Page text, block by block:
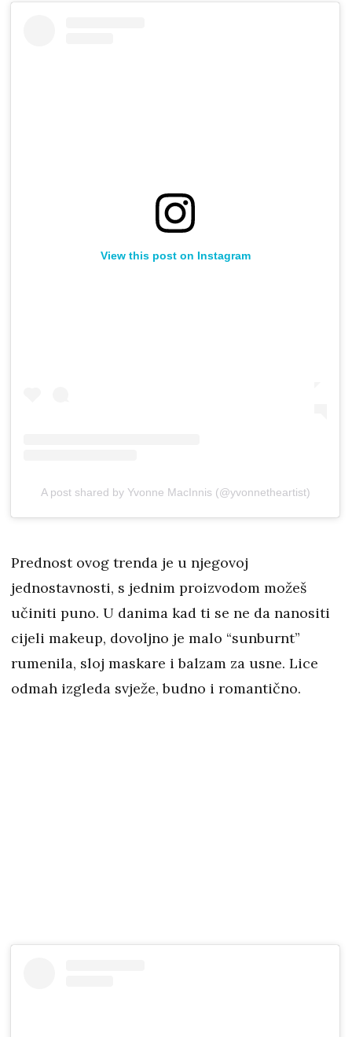
View this post on Instagram
A post shared by Yvonne MacInnis (@yvonnetheartist)
Prednost ovog trenda je u njegovoj
jednostavnosti, s jednim proizvodom možeš
učiniti puno. U danima kad ti se ne da nanositi
cijeli makeup, dovoljno je malo “sunburnt”
rumenila, sloj maskare i balzam za usne. Lice
odmah izgleda svježe, budno i romantično.